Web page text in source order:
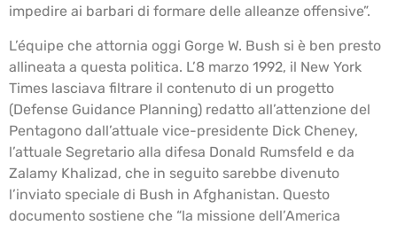
impedire ai barbari di formare delle alleanze offensive”.
L’équipe che attornia oggi Gorge W. Bush si è ben presto
allineata a questa politica. L’8 marzo 1992, il New York
Times lasciava filtrare il contenuto di un progetto
(Defense Guidance Planning) redatto all’attenzione del
Pentagono dall’attuale vice-presidente Dick Cheney,
l’attuale Segretario alla difesa Donald Rumsfeld e da
Zalamy Khalizad, che in seguito sarebbe divenuto
l’inviato speciale di Bush in Afghanistan. Questo
documento sostiene che “la missione dell’America